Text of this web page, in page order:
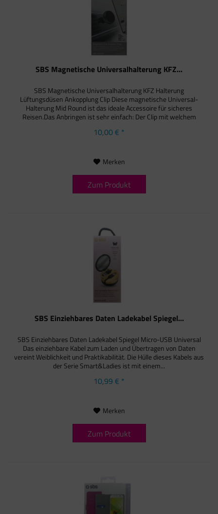
SBS Magnetische Universalhalterung KFZ...
SBS Magnetische Universalhalterung KFZ Halterung
Lüftungsdüsen Ankopplung Clip Diese magnetische Universal-
Halterung Mid Round ist das ideale Accessoire für sicheres
Reisen.Das Anbringen ist sehr einfach: Der Clip mit welchem
10,00 € *
Merken
Zum Produkt
SBS Einziehbares Daten Ladekabel Spiegel...
SBS Einziehbares Daten Ladekabel Spiegel Micro-USB Universal
Das einziehbare Kabel zum Laden und Übertragen von Daten
vereint Weiblichkeit und Praktikabilität. Die Hülle dieses Kabels aus
der Serie Smart&Ladies ist mit einem...
10,99 € *
Merken
Zum Produkt